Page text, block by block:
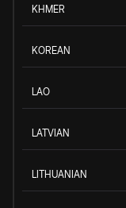
KHMER
KOREAN
LAO
LATVIAN
LITHUANIAN